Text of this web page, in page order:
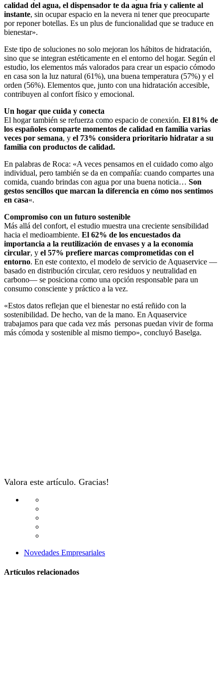
calidad del agua, el dispensador te da agua fría y caliente al
instante, sin ocupar espacio en la nevera ni tener que preocuparte
por reponer botellas. Es un plus de funcionalidad que se traduce en
bienestar».
Este tipo de soluciones no solo mejoran los hábitos de hidratación,
sino que se integran estéticamente en el entorno del hogar. Según el
estudio, los elementos más valorados para crear un espacio cómodo
en casa son la luz natural (61%), una buena temperatura (57%) y el
orden (56%). Elementos que, junto con una hidratación accesible,
contribuyen al confort físico y emocional.
Un hogar que cuida y conecta
El hogar también se refuerza como espacio de conexión. El 81% de
los españoles comparte momentos de calidad en familia varias
veces por semana, y el 73% considera prioritario hidratar a su
familia con productos de calidad.
En palabras de Roca: «A veces pensamos en el cuidado como algo
individual, pero también se da en compañía: cuando compartes una
comida, cuando brindas con agua por una buena noticia… Son
gestos sencillos que marcan la diferencia en cómo nos sentimos
en casa«.
Compromiso con un futuro sostenible
Más allá del confort, el estudio muestra una creciente sensibilidad
hacia el medioambiente. El 62% de los encuestados da
importancia a la reutilización de envases y a la economía
circular, y el 57% prefiere marcas comprometidas con el
entorno. En este contexto, el modelo de servicio de Aquaservice —
basado en distribución circular, cero residuos y neutralidad en
carbono— se posiciona como una opción responsable para un
consumo consciente y práctico a la vez.
«Estos datos reflejan que el bienestar no está reñido con la
sostenibilidad. De hecho, van de la mano. En Aquaservice
trabajamos para que cada vez más personas puedan vivir de forma
más cómoda y sostenible al mismo tiempo», concluyó Baselga.
Valora este artículo. Gracias!
Novedades Empresariales
Artículos relacionados